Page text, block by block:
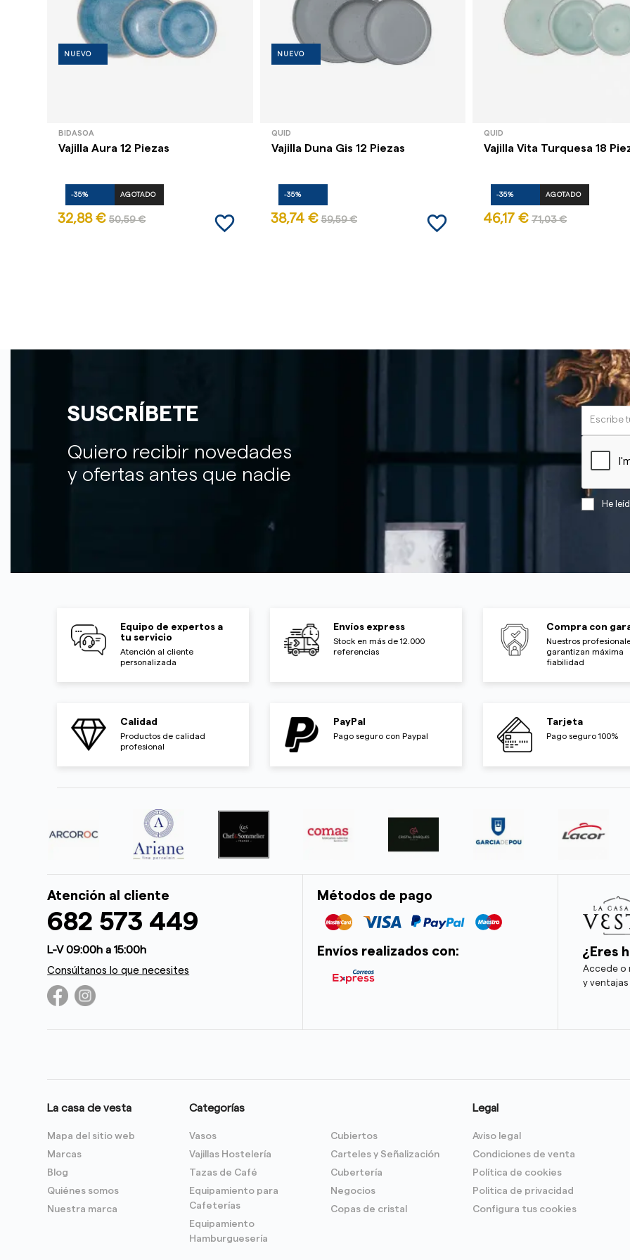
BIDASOA
Vajilla Aura 12 Piezas
-35%
NUEVO
AGOTADO
32,88 € 50,59 € favorite_border
QUID
Vajilla Duna Gis 12 Piezas
-35%
NUEVO
38,74 € 59,59 € favorite_border
QUID
Vajilla Vita Turquesa 18
-35% AGOTADO
46,17 € 71,03 €
SUSCRÍBETE
Quiero recibir novedades
y ofertas antes que nadie
He
Equipo de expertos a
tu servicio
Atención al cliente
personalizada
Envíos express
Stock en más de 12.000
referencias
Compra con
Nuestros
garantizan máxima
fiabilidad
Calidad
Productos de calidad
profesional
PayPal
Pago seguro con Paypal
Tarjeta
Pago seguro 100%
Atención al cliente
682 573 449
L-V 09:00h a 15:00h
Consúltanos lo que necesites
Métodos de pago
Envíos realizados con: ¿Eres
Accede o
y
La casa de vesta
Mapa del sitio web
Marcas
Blog
Quiénes somos
Nuestra marca
Categorías
Vasos
Vajillas Hostelería
Tazas de Café
Equipamiento para
Cafeterías
Equipamiento
Hamburguesería
Cubiertos
Carteles y Señalización
Cubertería
Negocios
Copas de cristal
Legal
Aviso legal
Condiciones de venta
Política de cookies
Politica de privacidad
Configura tus cookies